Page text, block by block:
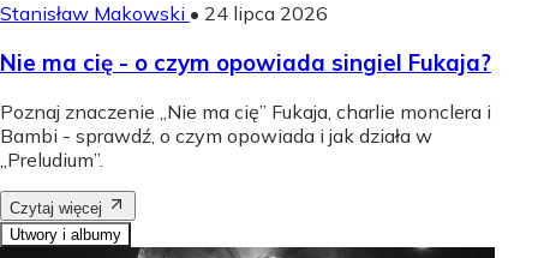
Stanisław Makowski • 24 lipca 2026
Nie ma cię - o czym opowiada singiel Fukaja?
Poznaj znaczenie „Nie ma cię” Fukaja, charlie monclera i
Bambi - sprawdź, o czym opowiada i jak działa w
„Preludium”.
Czytaj więcej
Utwory i albumy